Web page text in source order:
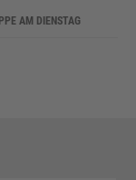
AM DIENSTAG